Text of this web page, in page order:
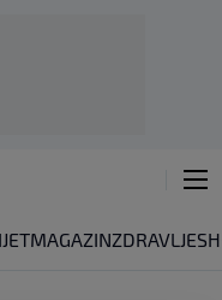
MAGAZINZDRAVLJE